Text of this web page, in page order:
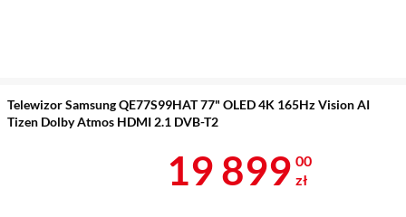
Telewizor Samsung QE77S99HAT 77" OLED 4K 165Hz Vision AI
Tizen Dolby Atmos HDMI 2.1 DVB-T2
Cena 19 899
19 899 00
zł